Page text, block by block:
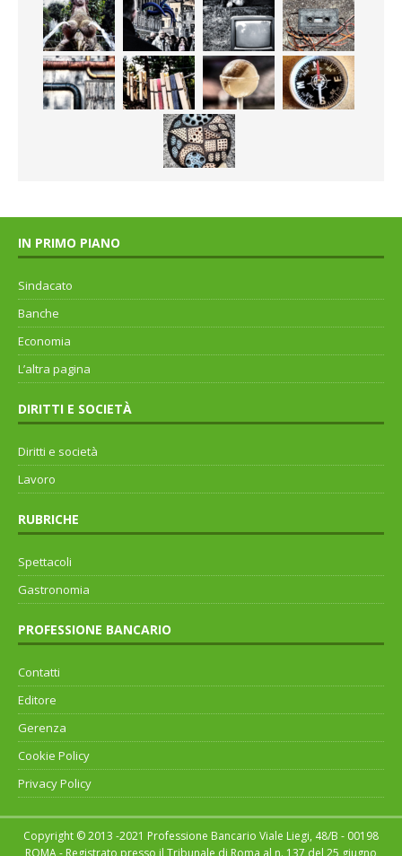
IN PRIMO PIANO
Sindacato
Banche
Economia
L’altra pagina
DIRITTI E SOCIETÀ
Diritti e società
Lavoro
RUBRICHE
Spettacoli
Gastronomia
PROFESSIONE BANCARIO
Contatti
Editore
Gerenza
Cookie Policy
Privacy Policy
Copyright © 2013 -2021 Professione Bancario Viale Liegi, 48/B - 00198